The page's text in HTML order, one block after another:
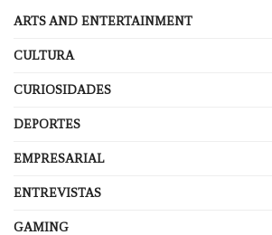
ARTS AND ENTERTAINMENT
CULTURA
CURIOSIDADES
DEPORTES
EMPRESARIAL
ENTREVISTAS
GAMING